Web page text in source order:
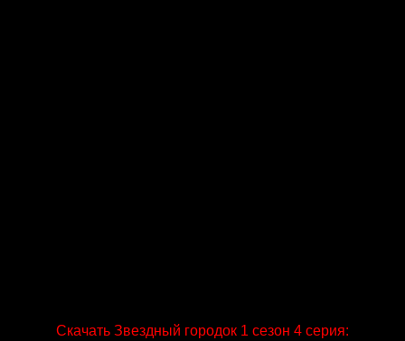
Скачать Звездный городок 1 сезон 4 серия: